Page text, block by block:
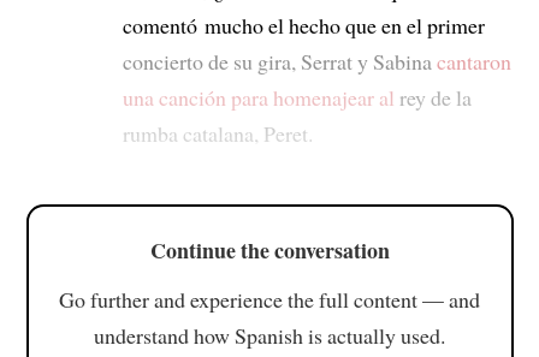
comentó mucho el hecho que en el primer
concierto de su gira, Serrat y Sabina cantaron
una canción para homenajear al rey de la
rumba catalana, Peret.
Continue the conversation
Go further and experience the full content — and
understand how Spanish is actually used.